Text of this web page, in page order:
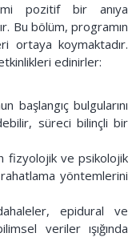
pozitif bir anıya
Bu bölüm, programın
ortaya koymaktadır.
edinirler:
başlangıç bulgularını
süreci bilinçli bir
fizyolojik ve psikolojik
rahatlama yöntemlerini
epidural ve
veriler ışığında